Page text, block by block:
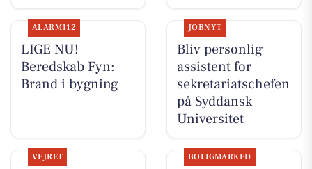
ALARM112
LIGE NU!
Beredskab Fyn:
Brand i bygning
JOBNYT
Bliv personlig
assistent for
sekretariatschefen
på Syddansk
Universitet
VEJRET BOLIGMARKED